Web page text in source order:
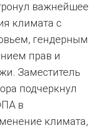
важнейшее
климата с
гендерным
прав и
Заместитель
подчеркнул
в
климата,